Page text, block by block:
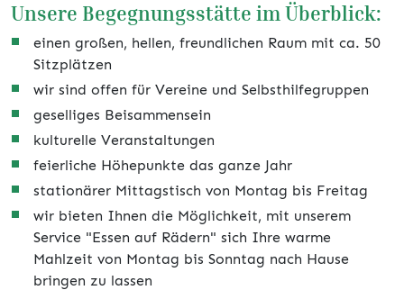
Unsere Begegnungsstätte im Überblick:
einen großen, hellen, freundlichen Raum mit ca. 50
Sitzplätzen
wir sind offen für Vereine und Selbsthilfegruppen
geselliges Beisammensein
kulturelle Veranstaltungen
feierliche Höhepunkte das ganze Jahr
stationärer Mittagstisch von Montag bis Freitag
wir bieten Ihnen die Möglichkeit, mit unserem
Service "Essen auf Rädern" sich Ihre warme
Mahlzeit von Montag bis Sonntag nach Hause
bringen zu lassen